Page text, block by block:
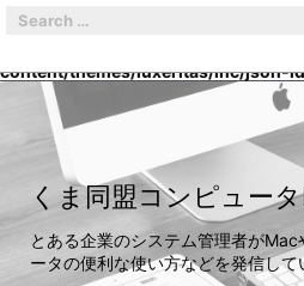
Warning: Trying to access array offset
/home/mach/kumadoumei.net/
content/themes/luxeritas/inc/json-
くま同盟コンピュー
とある企業のシステム管理者が
ータの便利な使い方などを発信して